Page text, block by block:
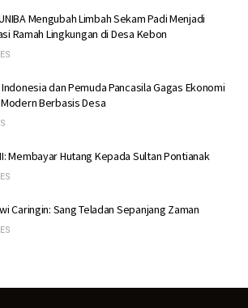
Mengubah Limbah Sekam Padi Menjadi
Ramah Lingkungan di Desa Kebon
dan Pemuda Pancasila Gagas Ekonomi
Berbasis Desa
Membayar Hutang Kepada Sultan Pontianak
Caringin: Sang Teladan Sepanjang Zaman